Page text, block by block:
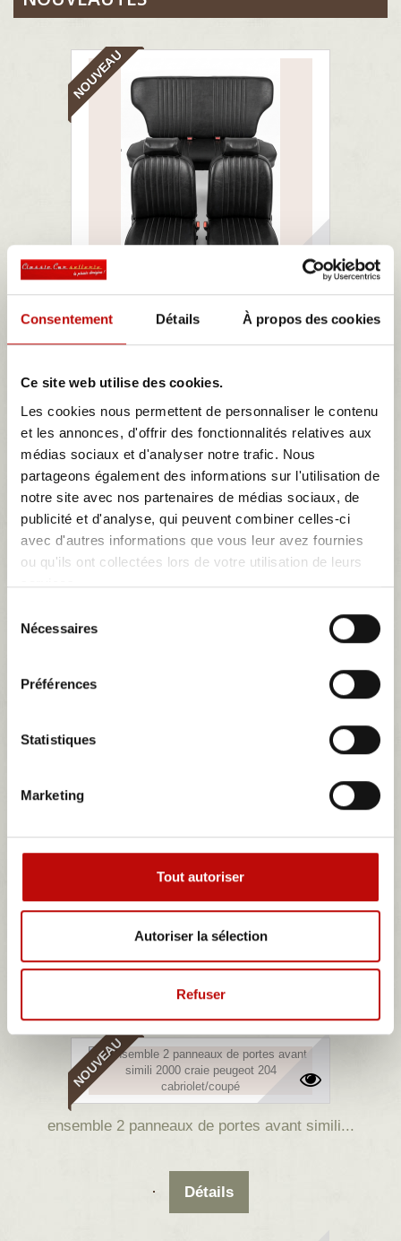
Consentement Détails À propos des cookies
Ce site web utilise des cookies.
Les cookies nous permettent de personnaliser le contenu
et les annonces, d'offrir des fonctionnalités relatives aux
médias sociaux et d'analyser notre trafic. Nous
partageons également des informations sur l'utilisation de
notre site avec nos partenaires de médias sociaux, de
publicité et d'analyse, qui peuvent combiner celles-ci
avec d'autres informations que vous leur avez fournies
ou qu'ils ont collectées lors de votre utilisation de leurs
services.
Nécessaires
Préférences
Statistiques
Marketing
Tout autoriser
Autoriser la sélection
Refuser
NOUVEAU
ensemble garnitures complète simili noir...
Détails
NOUVEAU
ensemble garnitures sièges complet velours...
NOUVEAU
ensemble garnitures sièges complets simili...
Détails
NOUVEAU
ensemble 2 panneaux de portes avant simili...
Détails